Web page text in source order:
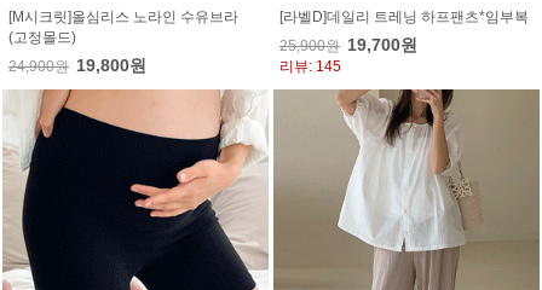
[M시크릿]올심리스 노라인 수유브라
(고정몰드)
24,900원 19,800원
[라벨D]데일리 트레닝 하프팬츠*임부복
25,900원 19,700원
리뷰: 145